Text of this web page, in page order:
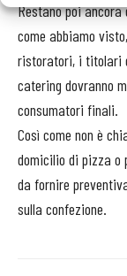
Restano poi
come abbiamo
ristoratori, i titolari
catering dovranno
consumatori finali.
Così come non è
domicilio di pizza o
da fornire
sulla confezione.